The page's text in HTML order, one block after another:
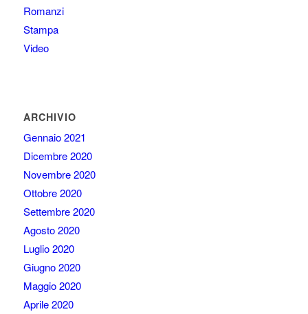
Romanzi
Stampa
Video
ARCHIVIO
Gennaio 2021
Dicembre 2020
Novembre 2020
Ottobre 2020
Settembre 2020
Agosto 2020
Luglio 2020
Giugno 2020
Maggio 2020
Aprile 2020